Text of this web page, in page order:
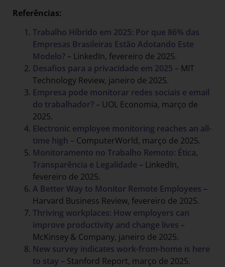
Referências:
Trabalho Híbrido em 2025: Por que 86% das
Empresas Brasileiras Estão Adotando Este
Modelo? – LinkedIn, fevereiro de 2025.
Desafios para a privacidade em 2025 – MIT
Technology Review, janeiro de 2025.
Empresa pode monitorar redes sociais e email
do trabalhador? – UOL Economia, março de
2025.
Electronic employee monitoring reaches an all-
time high – ComputerWorld, março de 2025.
Monitoramento no Trabalho Remoto: Ética,
Transparência e Legalidade – LinkedIn,
fevereiro de 2025.
A Better Way to Monitor Remote Employees –
Harvard Business Review, fevereiro de 2025.
Thriving workplaces: How employers can
improve productivity and change lives –
McKinsey & Company, janeiro de 2025.
New survey indicates work-from-home is here
to stay – Stanford Report, março de 2025.